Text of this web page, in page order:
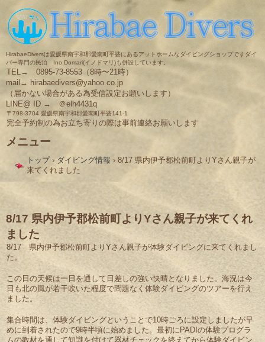
HirabaeDiversは愛媛県南宇和郡愛南町平碆にあるアットホームなダイビングショップですダイ
バー専門の民泊 Ino Domari(イノドマリ)も併設しています。
TEL→ 0895-73-8553（8時〜21時）
mail→ hirabaedivers@yahoo.co.jp
（届かない場合がある為受信設定お願いします）
LINE@ ID → ＠elh4431q
〒798-3704 愛媛県南宇和郡愛南町平碆141-1
完全予約制の為お立ち寄りの際は事前連絡お願いします
メニュー
ン
ス
キ
ッ
プ
トップ › ダイビング情報 › 8/17 県内伊予郡松前町よりYさん親子が
来てくれました
8/17 県内伊予郡松前町よりYさん親子が来てくれ
ました
8/17 県内伊予郡松前町よりYさん親子が体験ダイビングに来てくれまし
た。
この日の天候は一日を通して日差しの強い快晴となりました。海況は今
日も北の風が若干吹いた程度で問題なく体験ダイビングのツアーを行え
ました。
集合時間は、体験ダイビングということで10時ごろに設定しましたが早
めに到着されたので9時半頃に始めました。最初にPADIの体験プログラ
ムの教材を通して知識を付けて器材チェックを終えてから体験ダイビン